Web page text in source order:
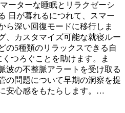
ーターな睡眠とリラクゼーシ
日が暮れるにつれて、スマー
ら深い回復モードに移行しま
、カスタマイズ可能な就寝ルー
の5種類のリラックスできる自
つろぐことを助けます。ま
波の不整脈アラートを受け取る
の問題について早期の洞察を提
安心感をもたらします。…